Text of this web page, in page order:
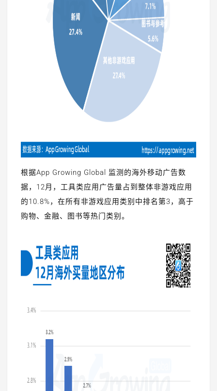
根据App Growing Global 监测的海外移动广告数
据，12月，工具类应用广告量占到整体非游戏应用
的10.8%，在所有非游戏应用类别中排名第3，高于
购物、金融、图书等热门类别。